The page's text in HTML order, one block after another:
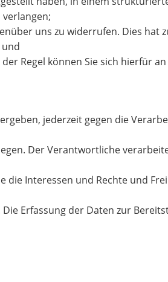
uns zu widerrufen. Dies
Regel können Sie sich hierfür
jederzeit gegen die
Der Verantwortliche
Interessen und Rechte und
Erfassung der Daten zur